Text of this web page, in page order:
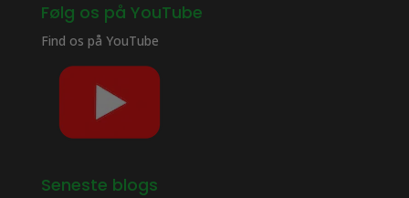
Følg os på YouTube
Find os på YouTube
Seneste blogs